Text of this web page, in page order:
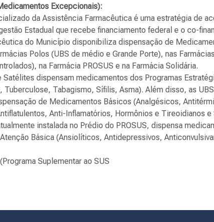
Excepcionais):
da Assistência Farmacêutica é uma estratégia de
Estadual que recebe financiamento federal e o co-
do Município disponibiliza dispensação de
Polos (UBS de médio e Grande Porte), nas
na Farmácia PROSUS e na Farmácia Solidária.
Satélites dispensam medicamentos dos Programas
Tuberculose, Tabagismo, Sífilis, Asma). Além disso, as
de Medicamentos Básicos (Analgésicos,
Anti-Inflamatórios, Hormônios e Tireoidianos
instalada no Prédio do PROSUS, dispensa
Básica (Ansiolíticos, Antidepressivos,
Suplementar ao SUS